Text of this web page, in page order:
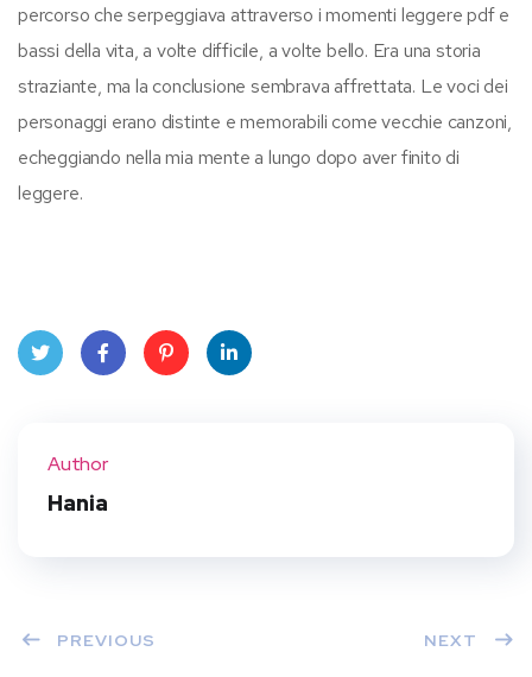
percorso che serpeggiava attraverso i momenti leggere pdf e
bassi della vita, a volte difficile, a volte bello. Era una storia
straziante, ma la conclusione sembrava affrettata. Le voci dei
personaggi erano distinte e memorabili come vecchie canzoni,
echeggiando nella mia mente a lungo dopo aver finito di
leggere.
Author
Hania
PREVIOUS NEXT